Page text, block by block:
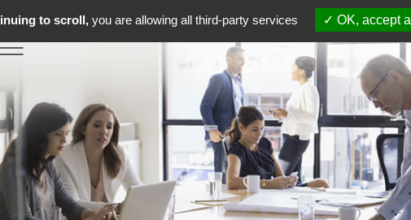
Toggle
to scroll,you are allowing all third-party services OK, accept all